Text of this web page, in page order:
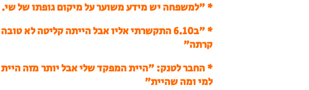
* "למשפחה יש מידע משוער על מיקום גופתו של
*
"ב6.10 התקשרתי אליו אבל הייתה קליטה
קרתה"
*החבר לטנק: "היית המפקד שלי אבל יותר מזה
למי ומה שהיית"